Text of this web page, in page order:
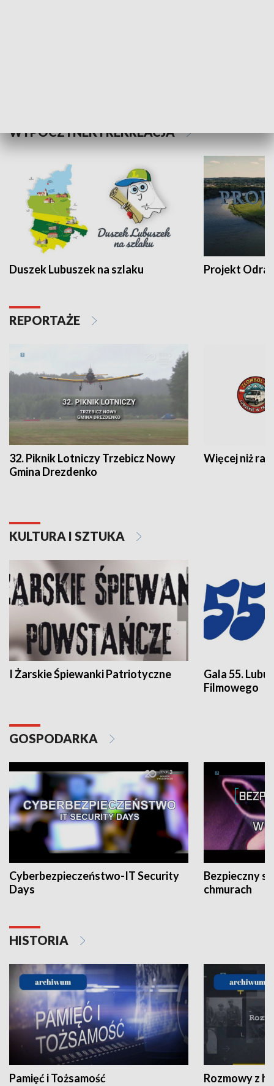
WYPOCZYNEK I REKREACJA
Duszek Lubuszek na szlaku Projekt Odra
REPORTAŻE
32. Piknik Lotniczy Trzebicz Nowy
Gmina Drezdenko
Więcej niż rajd
KULTURA I SZTUKA
I Żarskie Śpiewanki Patriotyczne
Gala 55.
Filmowego
GOSPODARKA
Cyberbezpieczeństwo-IT Security
Days
Bezpieczny
chmurach
HISTORIA
Pamięć i Tożsamość Rozmowy z